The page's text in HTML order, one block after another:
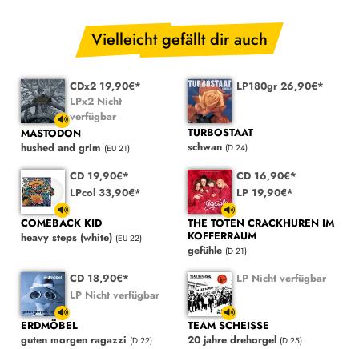
Vielleicht gefällt dir auch
CDx2 19,90€*
LPx2 Nicht
verfügbar
MASTODON
hushed and grim (EU 21)
LP180gr 26,90€*
TURBOSTAAT
schwan (D 24)
CD 19,90€*
LPcol 33,90€*
COMEBACK KID
heavy steps (white) (EU 22)
CD 16,90€*
LP 19,90€*
THE TOTEN CRACKHUREN IM
KOFFERRAUM
gefühle (D 21)
CD 18,90€*
LP Nicht verfügbar
ERDMÖBEL
guten morgen ragazzi (D 22)
LP Nicht verfügbar
TEAM SCHEISSE
20 jahre drehorgel (D 25)